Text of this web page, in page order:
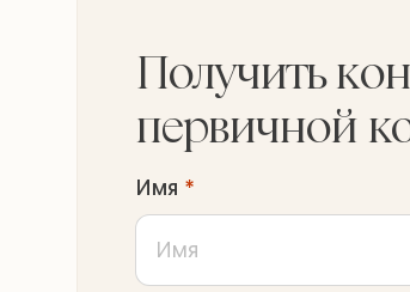
Получить
первичной
Имя *